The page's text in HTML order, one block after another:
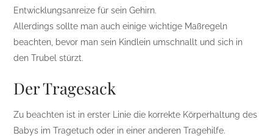
Entwicklungsanreize für sein Gehirn.
Allerdings sollte man auch einige wichtige Maßregeln
beachten, bevor man sein Kindlein umschnallt und sich in
den Trubel stürzt.
Der Tragesack
Zu beachten ist in erster Linie die korrekte Körperhaltung des
Babys im Tragetuch oder in einer anderen Tragehilfe.